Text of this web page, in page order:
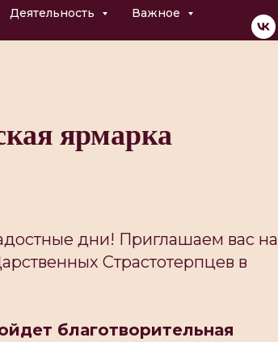
Деятельность
Важное
ярмарка
дни! Приглашаем вас на
Страстотерпцев в
благотворительная